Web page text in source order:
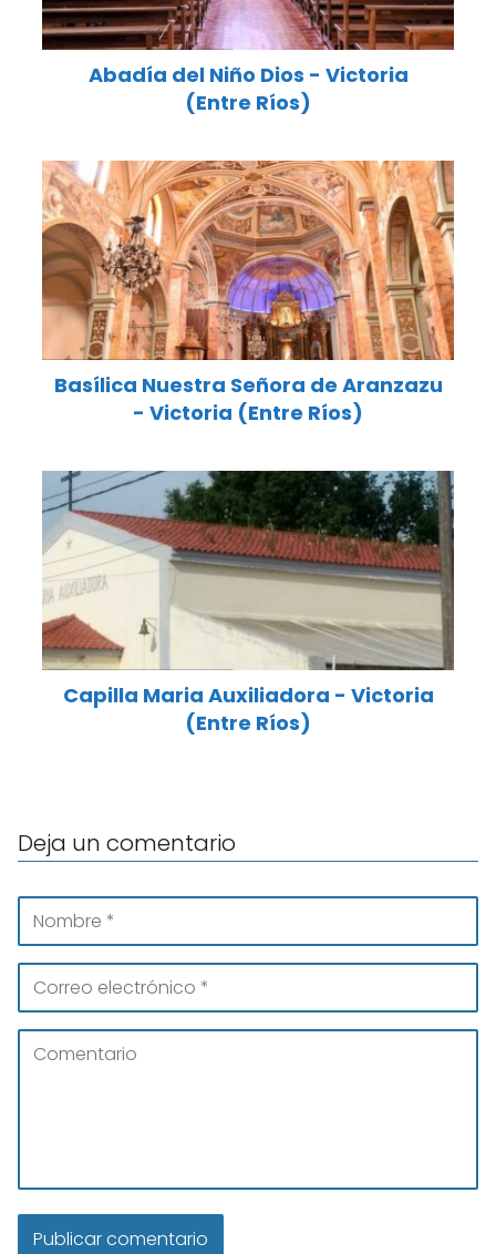
Abadía del Niño Dios - Victoria
(Entre Ríos)
Basílica Nuestra Señora de Aranzazu
- Victoria (Entre Ríos)
Capilla Maria Auxiliadora - Victoria
(Entre Ríos)
Deja un comentario